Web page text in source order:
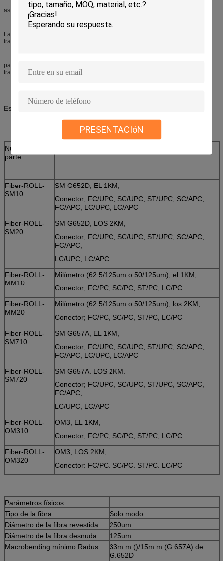
PRESENTACIóN
así como el conector que se montará.
La presentación mecánica del carrete es una cartera robusta y fácilmente
transportable con la manija que permite
para mantener todas las coletas de la fibra una manera segura durante el
transporte.
Especificaciones:
Número de
parte.
Fiber-ROLL-
SM10
SM G652D, EL 1KM,
Conector; FC/UPC, SC/UPC, ST/UPC, SC/APC,
FC/APC, LC/UPC, LC/APC
Fiber-ROLL-
SM20
SM G652D, LOS 2KM,
Conector; FC/UPC, SC/UPC, ST/UPC, SC/APC,
FC/APC,
LC/UPC, LC/APC
Fiber-ROLL-
MM10
Milímetro (62.5/125um o 50/125um), el 1KM,
Conector; FC/PC, SC/PC, ST/PC, LC/PC
Fiber-ROLL-
MM20
Milímetro (62.5/125um o 50/125um), los 2KM,
Conector; FC/PC, SC/PC, ST/PC, LC/PC
Fiber-ROLL-
SM710
SM G657A, EL 1KM,
Conector; FC/UPC, SC/UPC, ST/UPC, SC/APC,
FC/APC, LC/UPC, LC/APC
Fiber-ROLL-
SM720
SM G657A, LOS 2KM,
Conector; FC/UPC, SC/UPC, ST/UPC, SC/APC,
FC/APC,
LC/UPC, LC/APC
Fiber-ROLL-
OM310
OM3, EL 1KM,
Conector; FC/PC, SC/PC, ST/PC, LC/PC
Fiber-ROLL-
OM320
OM3, LOS 2KM,
Conector; FC/PC, SC/PC, ST/PC, LC/PC
Parámetros físicos
Tipo de la fibra
Solo modo
Diámetro de la fibra revestida
250um
Diámetro de la fibra desnuda
125um
Macrobending mínimo Radus
33m m ()/15m m (G.657A) de
G.652D